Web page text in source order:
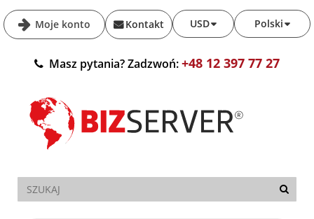
Moje konto Polski
USD
Kontakt
Masz pytania? Zadzwoń:+48 12 397 77 27